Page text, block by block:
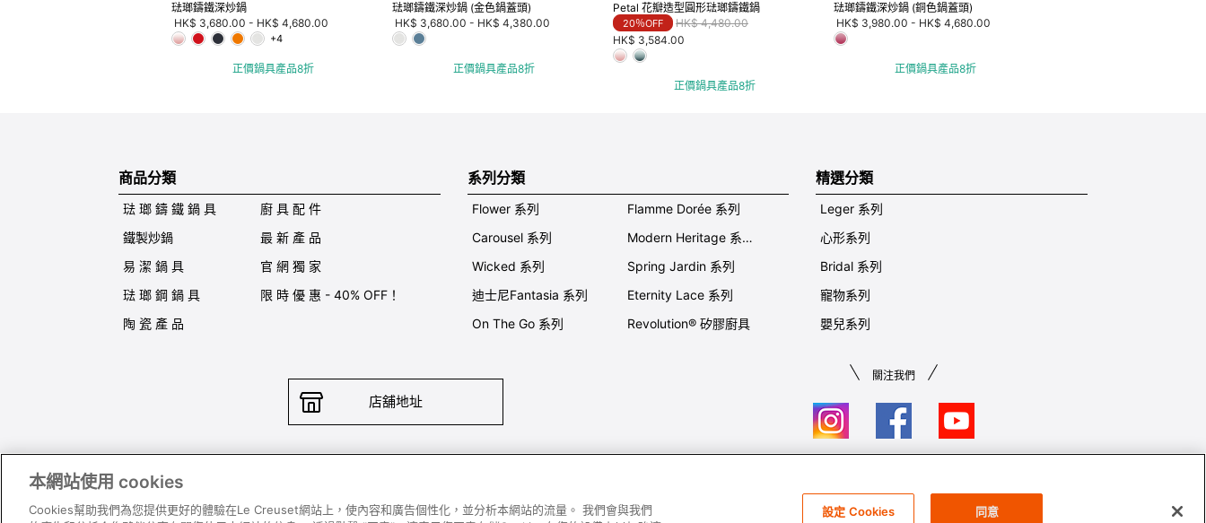
琺瑯鑄鐵深炒鍋
HK$ 3,680.00 - HK$ 4,680.00
+4
正價鍋具產品8折
琺瑯鑄鐵深炒鍋 (金色鍋蓋頭)
HK$ 3,680.00 - HK$ 4,380.00
正價鍋具產品8折
Petal 花瓣造型圓形琺瑯鑄鐵鍋
20％OFF Price reduced from
HK$ 4,480.00to
HK$ 3,584.00
正價鍋具產品8折
琺瑯鑄鐵深炒鍋 (銅色鍋蓋頭)
HK$ 3,980.00 - HK$ 4,680.00
正價鍋具產品8折
商品分類
琺 瑯 鑄 鐵 鍋 具
鐵製炒鍋
易 潔 鍋 具
琺 瑯 鋼 鍋 具
陶 瓷 產 品
廚 具 配 件
最 新 產 品
官 網 獨 家
限 時 優 惠 - 40% OFF！
系列分類
Flower 系列
Carousel 系列
Wicked 系列
迪士尼Fantasia 系列
On The Go 系列
Flamme Dorée 系列
Modern Heritage 系列
Spring Jardin 系列
Eternity Lace 系列
Revolution® 矽膠廚具
精選分類
Leger 系列
心形系列
Bridal 系列
寵物系列
嬰兒系列
店舖地址
關注我們
本網站使用 cookies
Cookies幫助我們為您提供更好的體驗在Le Creuset網站上，使內容和廣告個性化，並分析本網站的流量。 我們會與我們
設定 Cookies 同意